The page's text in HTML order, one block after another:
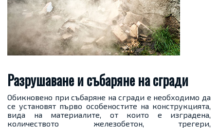
Разрушаване и събаряне на сгради
Обикновено при събаряне на сгради е необходимо да
се установят първо особеностите на конструкцията,
вида на материалите, от които е изградена,
количеството железобетон, трегери,